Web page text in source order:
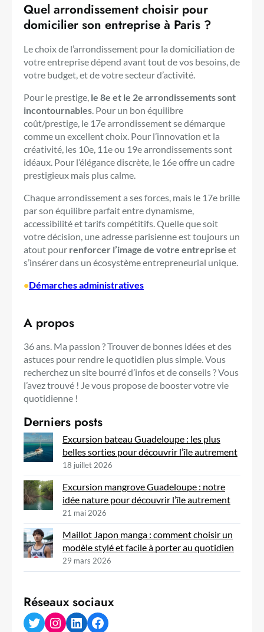
Quel arrondissement choisir pour
domicilier son entreprise à Paris ?
Le choix de l’arrondissement pour la domiciliation de
votre entreprise dépend avant tout de vos besoins, de
votre budget, et de votre secteur d’activité.
Pour le prestige, le 8e et le 2e arrondissements sont
incontournables. Pour un bon équilibre
coût/prestige, le 17e arrondissement se démarque
comme un excellent choix. Pour l’innovation et la
créativité, les 10e, 11e ou 19e arrondissements sont
idéaux. Pour l’élégance discrète, le 16e offre un cadre
prestigieux mais plus calme.
Chaque arrondissement a ses forces, mais le 17e brille
par son équilibre parfait entre dynamisme,
accessibilité et tarifs compétitifs. Quelle que soit
votre décision, une adresse parisienne est toujours un
atout pour renforcer l’image de votre entreprise et
s’insérer dans un écosystème entrepreneurial unique.
•Démarches administratives
A propos
36 ans. Ma passion ? Trouver de bonnes idées et des
astuces pour rendre le quotidien plus simple. Vous
recherchez un site bourré d’infos et de conseils ? Vous
l’avez trouvé ! Je vous propose de booster votre vie
quotidienne !
Derniers posts
Excursion bateau Guadeloupe : les plus
belles sorties pour découvrir l’île autrement
18 juillet 2026
Excursion mangrove Guadeloupe : notre
idée nature pour découvrir l’île autrement
21 mai 2026
Maillot Japon manga : comment choisir un
modèle stylé et facile à porter au quotidien
29 mars 2026
Réseaux sociaux
Twitter Instagram LinkedIn Facebook